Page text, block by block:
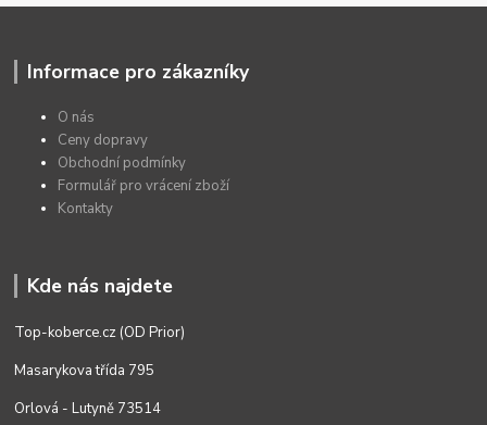
Informace pro zákazníky
O nás
Ceny dopravy
Obchodní podmínky
Formulář pro vrácení zboží
Kontakty
Kde nás najdete
Top-koberce.cz (OD Prior)
Masarykova třída 795
Orlová - Lutyně 73514